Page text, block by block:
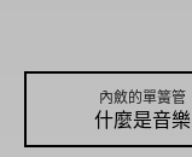
內斂的單簧管
什麼是音樂